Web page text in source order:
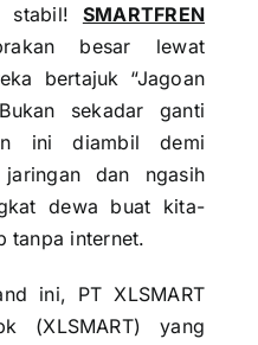
stabil! SMARTFREN
besar lewat
bertajuk “Jagoan
sekadar ganti
ini diambil demi
dan ngasih
dewa buat kita-
tanpa internet.
ini, PT XLSMART
(XLSMART) yang